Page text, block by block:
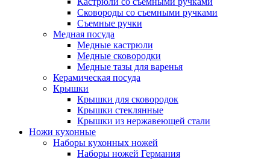
Сковороды со съемными ручками
Съемные ручки
Медная посуда
Медные кастрюли
Медные сковородки
Медные тазы для варенья
Керамическая посуда
Крышки
Крышки для сковородок
Крышки стеклянные
Крышки из нержавеющей стали
Ножи кухонные
Наборы кухонных ножей
Наборы ножей Германия